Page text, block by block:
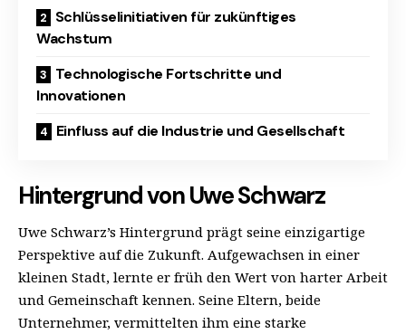
Schlüsselinitiativen für zukünftiges
Wachstum
Technologische Fortschritte und
Innovationen
Einfluss auf die Industrie und Gesellschaft
Hintergrund von Uwe Schwarz
Uwe Schwarz’s Hintergrund prägt seine einzigartige
Perspektive auf die Zukunft. Aufgewachsen in einer
kleinen Stadt, lernte er früh den Wert von harter Arbeit
und Gemeinschaft kennen. Seine Eltern, beide
Unternehmer, vermittelten ihm eine starke